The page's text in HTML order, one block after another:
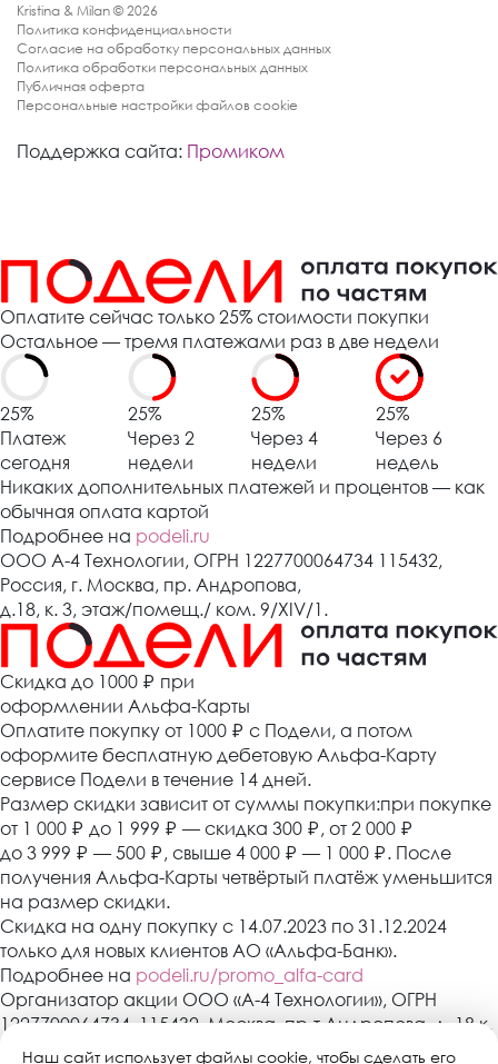
Kristina & Milan © 2026
Политика конфиденциальности
Согласие на обработку персональных данных
Политика обработки персональных данных
Публичная оферта
Персональные настройки файлов cookie
Поддержка сайта: Промиком
Наш сайт использует файлы cookie, чтобы сделать его
Оплатите сейчас только 25% стоимости покупки
Остальное — тремя платежами раз в две недели
25%
Платеж
сегодня
25%
Через 2
недели
25%
Через 4
недели
25%
Через 6
недель
Никаких дополнительных платежей и процентов — как
обычная оплата картой
Подробнее на podeli.ru
ООО А-4 Технологии, ОГРН 1227700064734 115432,
Россия, г. Москва, пр. Андропова,
д.18, к. 3, этаж/помещ./ ком. 9/XIV/1.
Cкидка до 1000 ₽ при
оформлении Альфа-Карты
Оплатите покупку от 1000 ₽ с Подели, а потом
оформите бесплатную дебетовую Альфа-Карту
сервисе Подели в течение 14 дней.
Размер скидки зависит от суммы покупки:при покупке
от 1 000 ₽ до 1 999 ₽ — скидка 300 ₽ , от 2 000 ₽
до 3 999 ₽ — 500 ₽ , свыше 4 000 ₽ — 1 000 ₽. После
получения Альфа-Карты четвёртый платёж уменьшится
на размер скидки.
Скидка на одну покупку с 14.07.2023 по 31.12.2024
только для новых клиентов АО «Альфа-Банк».
Подробнее на podeli.ru/promo_alfa-card
Организатор акции ООО «А-4 Технологии», ОГРН
1227700064734, 115432, Москва, пр-т Андропова, д. 18 к.
3, эт./пом./ком. 9/XIV/1. АО «Альфа-Банк»,